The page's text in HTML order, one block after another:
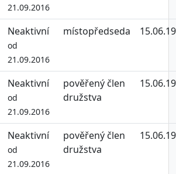
21.09.2016
Neaktivní
od
21.09.2016
místopředseda
Neaktivní
od
21.09.2016
pověřený člen
družstva
Neaktivní
od
21.09.2016
pověřený člen
družstva